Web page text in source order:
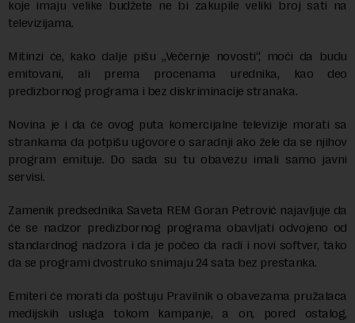
koje imaju velike budžete ne bi zakupile veliki broj sati na
televizijama.
Mitinzi će, kako dalje pišu „Večernje novosti“, moći da budu
emitovani, ali prema procenama urednika, kao deo
predizbornog programa i bez diskriminacije stranaka.
Novina je i da će ovog puta komercijalne televizije morati sa
strankama da potpišu ugovore o saradnji ako žele da se njihov
program emituje. Do sada su tu obavezu imali samo javni
servisi.
Zamenik predsednika Saveta REM Goran Petrović najavljuje da
će se nadzor predizbornog programa obavljati odvojeno od
standardnog nadzora i da je počeo da radi i novi softver, tako
da se programi dvostruko snimaju 24 sata bez prestanka.
Emiteri će morati da poštuju Pravilnik o obavezama pružalaca
medijskih usluga tokom kampanje, a on, pored ostalog,